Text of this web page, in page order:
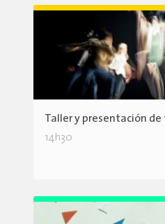
Taller y presentación
14h30